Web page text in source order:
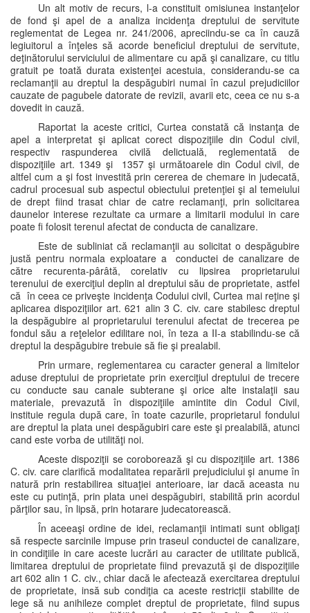
Un alt motiv de recurs, l-a constituit omisiunea instanţelor
de fond şi apel de a analiza incidenţa dreptului de servitute
reglementat de Legea nr. 241/2006, apreciindu-se ca în cauză
legiuitorul a înţeles să acorde beneficiul dreptului de servitute,
deţinătorului serviciului de alimentare cu apă şi canalizare, cu titlu
gratuit pe toată durata existenţei acestuia, considerandu-se ca
reclamanţii au dreptul la despăgubiri numai în cazul prejudiciilor
cauzate de pagubele datorate de revizii, avarii etc, ceea ce nu s-a
dovedit in cauză.
Raportat la aceste critici, Curtea constată că instanţa de
apel a interpretat şi aplicat corect dispoziţiile din Codul civil,
respectiv raspunderea civilă delictuală, reglementată de
dispoziţiile art. 1349 şi 1357 şi următoarele din Codul civil, de
altfel cum a şi fost investită prin cererea de chemare in judecată,
cadrul procesual sub aspectul obiectului pretenţiei şi al temeiului
de drept fiind trasat chiar de catre reclamanţi, prin solicitarea
daunelor interese rezultate ca urmare a limitarii modului in care
poate fi folosit terenul afectat de conducta de canalizare.
Este de subliniat că reclamanţii au solicitat o despăgubire
justă pentru normala exploatare a conductei de canalizare de
către recurenta-pârâtă, corelativ cu lipsirea proprietarului
terenului de exerciţiul deplin al dreptului său de proprietate, astfel
că în ceea ce priveşte incidenţa Codului civil, Curtea mai reţine şi
aplicarea dispoziţiilor art. 621 alin 3 C. civ. care stabilesc dreptul
la despăgubire al proprietarului terenului afectat de trecerea pe
fondul său a reţelelor edilitare noi, în teza a II-a stabilindu-se că
dreptul la despăgubire trebuie să fie şi prealabil.
Prin urmare, reglementarea cu caracter general a limitelor
aduse dreptului de proprietate prin exerciţiul dreptului de trecere
cu conducte sau canale subterane şi orice alte instalaţii sau
materiale, prevazută în dispoziţiile amintite din Codul Civil,
instituie regula după care, în toate cazurile, proprietarul fondului
are dreptul la plata unei despăgubiri care este şi prealabilă, atunci
cand este vorba de utilităţi noi.
Aceste dispoziţii se coroborează şi cu dispoziţiile art. 1386
C. civ. care clarifică modalitatea reparării prejudiciului şi anume în
natură prin restabilirea situaţiei anterioare, iar dacă aceasta nu
este cu putinţă, prin plata unei despăgubiri, stabilită prin acordul
părţilor sau, în lipsă, prin hotarare judecatorească.
În aceeaşi ordine de idei, reclamanţii intimati sunt obligaţi
să respecte sarcinile impuse prin traseul conductei de canalizare,
in condiţiile in care aceste lucrări au caracter de utilitate publică,
limitarea dreptului de proprietate fiind prevazută şi de dispoziţiile
art 602 alin 1 C. civ., chiar dacă le afectează exercitarea dreptului
de proprietate, insă sub condiţia ca aceste restricţii stabilite de
lege să nu anihileze complet dreptul de proprietate, fiind supus